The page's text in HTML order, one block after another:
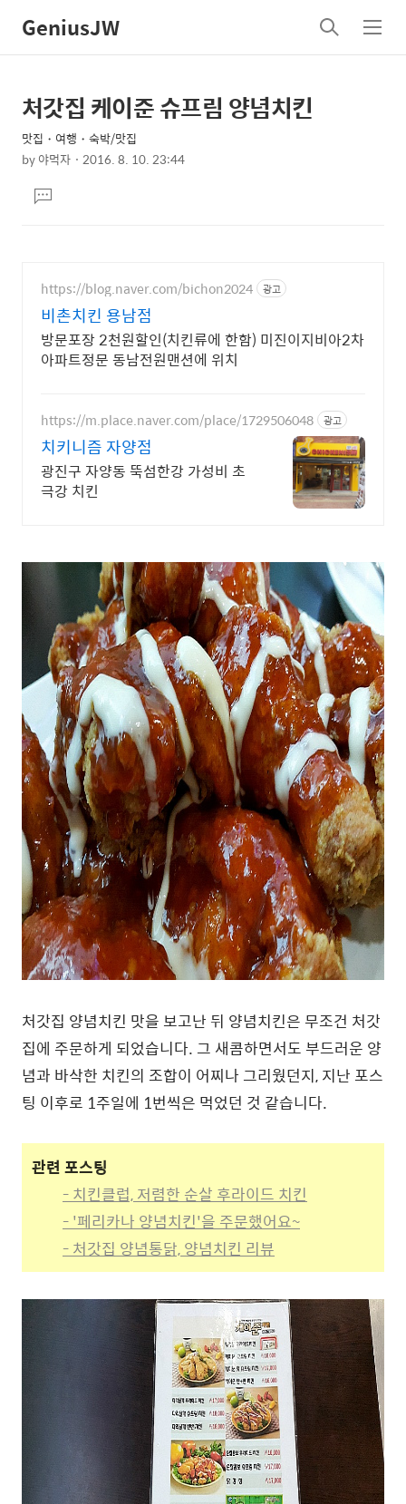
GeniusJW
검
색
메
뉴
상
세
컨
텐
츠
본
제
목
처갓집 케이준 슈프림 양념치킨
맛집・여행・숙박/맛집
by야먹자 2016. 8. 10. 23:44
문댓
글
https://blog.naver.com/bichon2024 광고
비촌치킨 용남점
방문포장 2천원할인(치킨류에 한함) 미진이지비아2차
아파트정문 동남전원맨션에 위치
https://m.place.naver.com/place/1729506048 광고
치키니즘 자양점
광진구 자양동 뚝섬한강 가성비 초
극강 치킨
처갓집 양념치킨 맛을 보고난 뒤 양념치킨은 무조건 처갓
집에 주문하게 되었습니다. 그 새콤하면서도 부드러운 양
념과 바삭한 치킨의 조합이 어찌나 그리웠던지, 지난 포스
팅 이후로 1주일에 1번씩은 먹었던 것 같습니다.
관련 포스팅
- 치킨클럽, 저렴한 순살 후라이드 치킨
- '페리카나 양념치킨'을 주문했어요~
- 처갓집 양념통닭, 양념치킨 리뷰